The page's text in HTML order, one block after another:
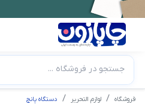
جستجو در فروشگاه ...
فروشگاه لوازم التحریر دستگاه پانچ